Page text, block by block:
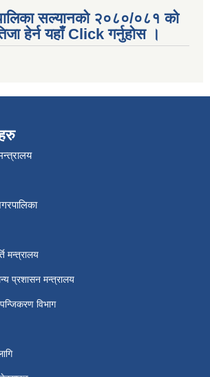
सल्यानको २०८०/०८१ को
हेर्न यहाँ Click गर्नुहोस ।
मन्त्रालय
प्रशासन मन्त्रालय
विभाग